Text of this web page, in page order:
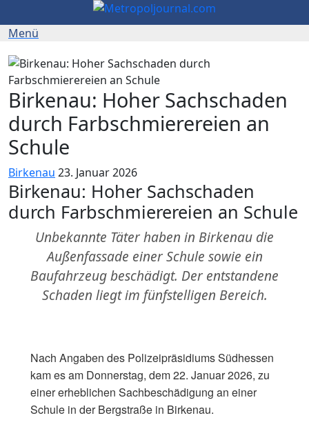
Birkenau: Hoher Sachschaden
durch Farbschmierereien an
Schule
Birkenau 23. Januar 2026
Birkenau: Hoher Sachschaden
durch Farbschmierereien an Schule
Unbekannte Täter haben in Birkenau die
Außenfassade einer Schule sowie ein
Baufahrzeug beschädigt. Der entstandene
Schaden liegt im fünfstelligen Bereich.
Nach Angaben des Polizeipräsidiums Südhessen
kam es am Donnerstag, dem 22. Januar 2026, zu
einer erheblichen Sachbeschädigung an einer
Schule in der Bergstraße in Birkenau.